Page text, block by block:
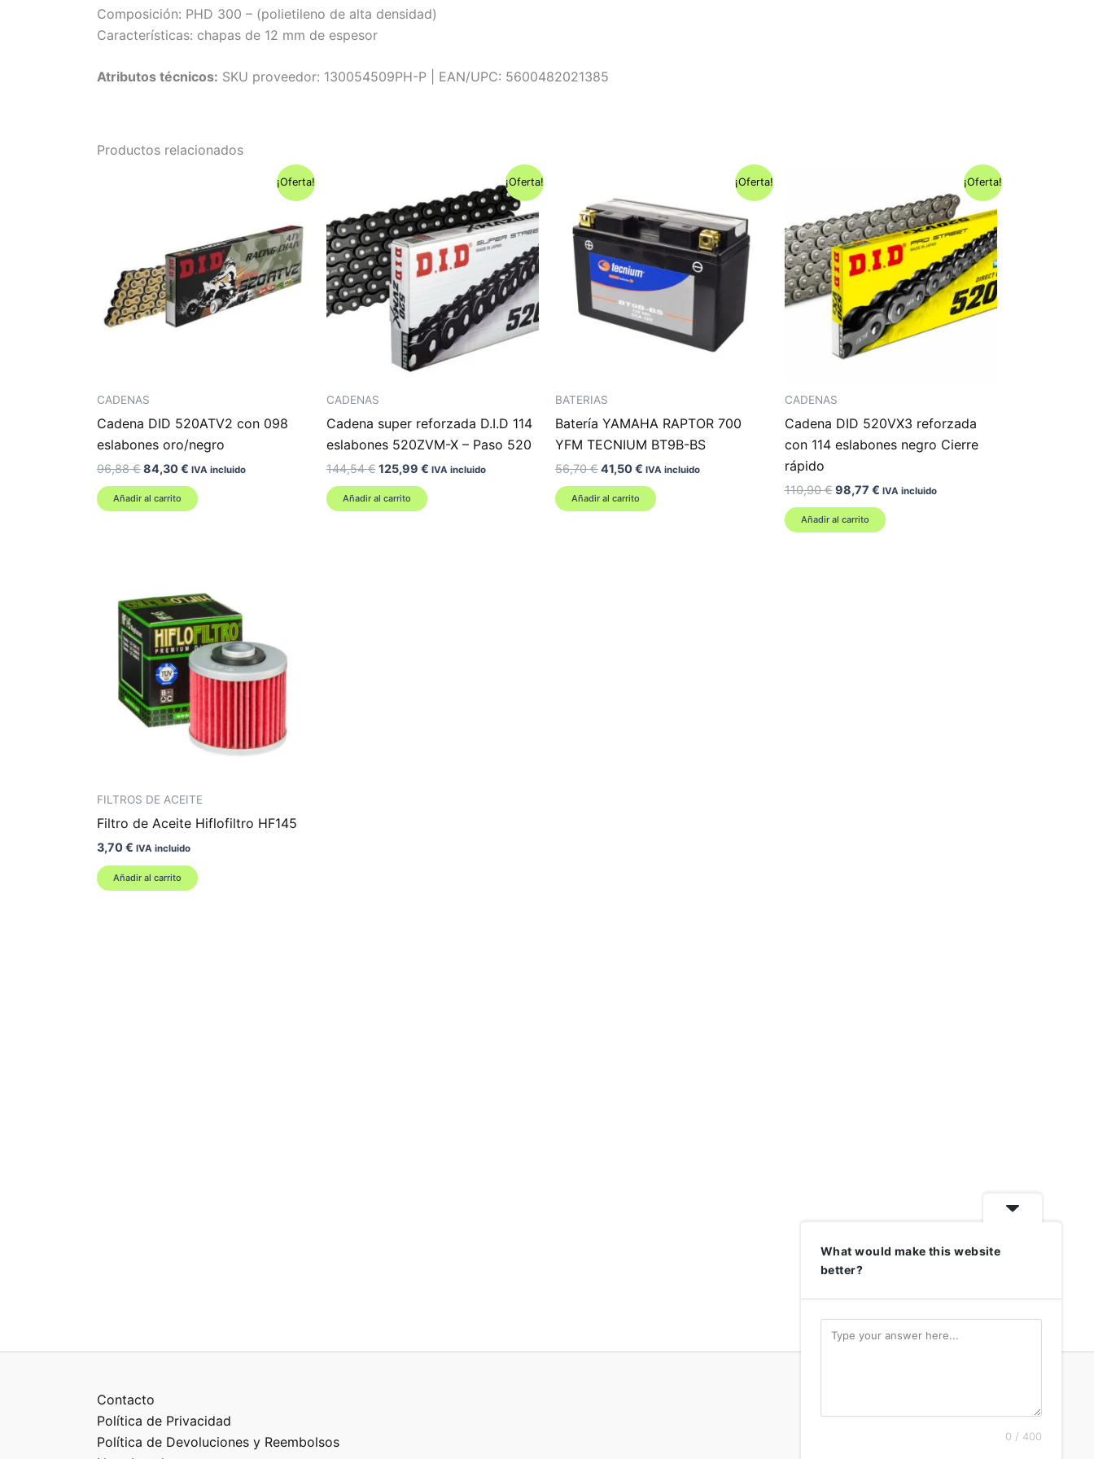
Composición: PHD 300 – (polietileno de alta densidad)
Características: chapas de 12 mm de espesor
Atributos técnicos: SKU proveedor: 130054509PH-P | EAN/UPC: 5600482021385
Productos relacionados
¡Oferta!
CADENAS
Cadena DID 520ATV2 con 098
eslabones oro/negro
96,88€El
original
era:
84,30€ El
actual
es:
IVA incluido
Añadir al carrito
¡Oferta!
CADENAS
Cadena super reforzada D.I.D 114
eslabones 520ZVM-X – Paso 520
144,54€ El
original
era:
125,99 €ElIVA incluido
Añadir al carrito
¡Oferta!
BATERIAS
Batería YAMAHA RAPTOR 700
YFM TECNIUM BT9B-BS
56,70€El
original
era:
41,50€ El
actual
es:
IVA incluido
Añadir al carrito
¡Oferta!
CADENAS
Cadena DID 520VX3 reforzada
con 114 eslabones negro Cierre
rápido
110,90€ El
original
era:
98,77 €El
actual
es:
IVA incluido
Añadir al carrito
FILTROS DE ACEITE
Filtro de Aceite Hiflofiltro HF145
3,70€ IVA incluido
Añadir al carrito
Contacto
Política de Privacidad
Política de Devoluciones y Reembolsos
What would make this website
better?
0 / 400